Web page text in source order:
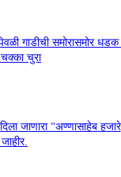
गाडीची समोरासमोर
चुरा
जाणारा “अण्णासाहेब हजारे